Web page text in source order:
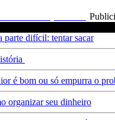
parte difícil: tentar sacar
é bom ou só empurra o
organizar seu dinheiro